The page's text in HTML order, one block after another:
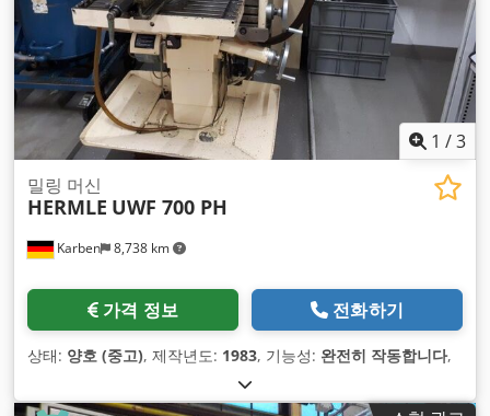
1 /3
Karben 8,738 km
밀링 머신
HERMLE UWF 700 PH
가격 정보 전화하기
상태: 양호 (중고), 제작년도: 1983, 기능성: 완전히 작동합니다,